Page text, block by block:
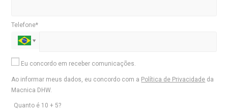
Telefone*
Eu concordo em receber comunicações.
Ao informar meus dados, eu concordo com a Política de Privacidade da
Macnica DHW.
Quanto é 10 + 5?